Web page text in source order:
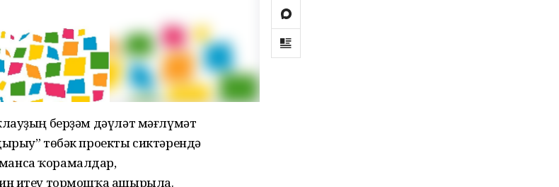
берҙәм дәүләт мәғлүмәт
төбәк проекты сиктәрендә
ҡорамалдар,
итеү тормошҡа ашырыла.